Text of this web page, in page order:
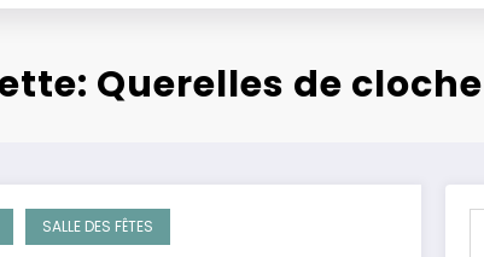
Querelles de cloche
SALLE DES FÊTES